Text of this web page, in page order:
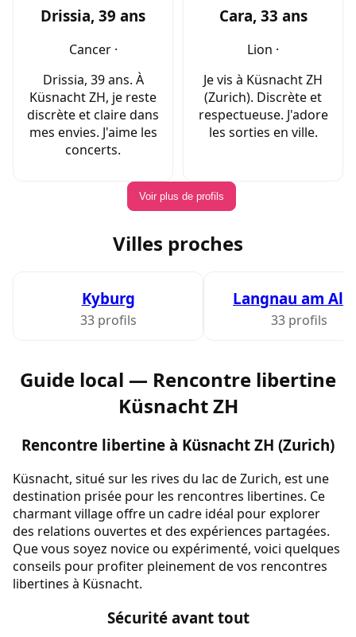
Drissia, 39 ans
Cancer ·
Drissia, 39 ans. À
Küsnacht ZH, je reste
discrète et claire dans
mes envies. J'aime les
concerts.
Cara, 33 ans
Lion ·
Je vis à Küsnacht ZH
(Zurich). Discrète et
respectueuse. J'adore
les sorties en ville.
Voir plus de profils
Villes proches
Kyburg
33 profils
Langnau am
33 profils
Guide local — Rencontre libertine
Küsnacht ZH
Rencontre libertine à Küsnacht ZH (Zurich)
Küsnacht, situé sur les rives du lac de Zurich, est une
destination prisée pour les rencontres libertines. Ce
charmant village offre un cadre idéal pour explorer
des relations ouvertes et des expériences partagées.
Que vous soyez novice ou expérimenté, voici quelques
conseils pour profiter pleinement de vos rencontres
libertines à Küsnacht.
Sécurité avant tout